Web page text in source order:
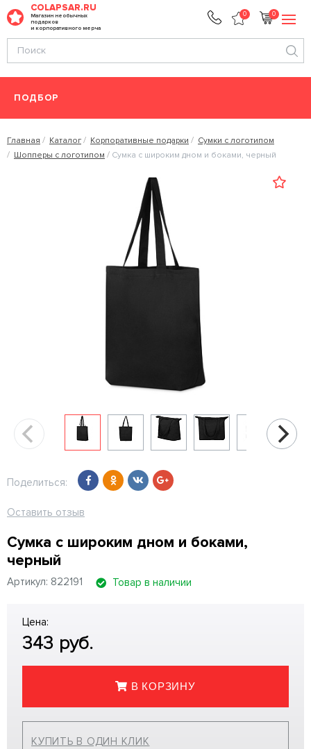
COLAPSAR.RU
Магазин необычных
подарков
и корпоративного мерча
0 0
ПОДБОР
Главная Каталог Корпоративные подарки
Сумки с логотипом
Шопперы с логотипом
Сумка с широким дном и боками, черный
Поделиться:
Оставить отзыв
Сумка с широким дном и боками,
черный
Артикул: 822191 Товар в наличии
Цена:
343 руб.
В КОРЗИНУ
КУПИТЬ В ОДИН КЛИК